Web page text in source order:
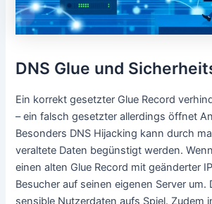
DNS Glue und
Ein korrekt gesetzter Glue Record
– ein falsch gesetzter allerdings öffnet
Besonders DNS Hijacking kann durch
veraltete Daten begünstigt werden.
einen alten Glue Record mit geänderter
Besucher auf seinen eigenen Server um.
sensible Nutzerdaten aufs Spiel. Zudem